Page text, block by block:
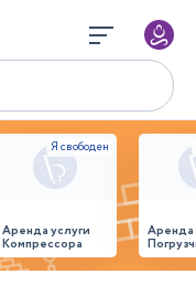
Аренда услуги
Компрессора